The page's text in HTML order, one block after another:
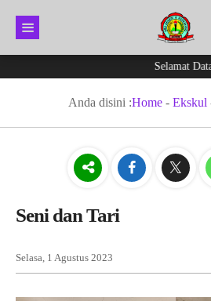
Selamat
Anda disini :Home - Ekskul
Seni dan Tari
Selasa, 1 Agustus 2023